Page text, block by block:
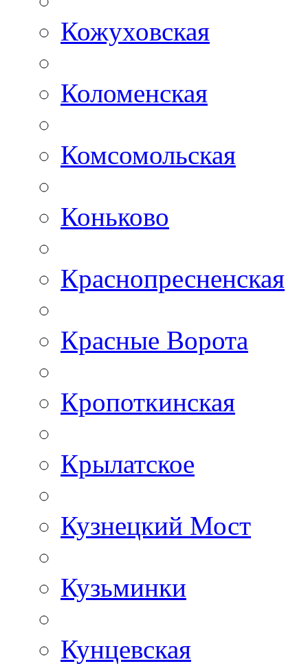
Кожуховская
Коломенская
Комсомольская
Коньково
Краснопресненская
Красные Ворота
Кропоткинская
Крылатское
Кузнецкий Мост
Кузьминки
Кунцевская